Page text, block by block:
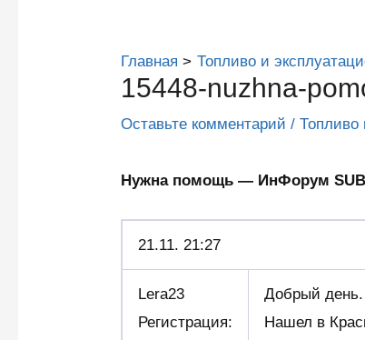
Главная Топливо и
15448-nuzhna-
Оставьте комментарий /Топливо
Нужна помощь — ИнФорум
21.11. 21:27
Lera23
Регистрация:
Добрый день.
Нашел в